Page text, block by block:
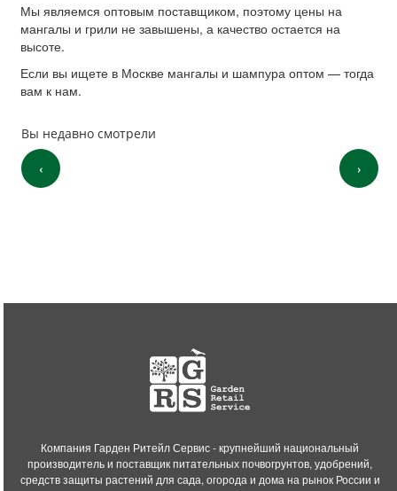
Мы являемся оптовым поставщиком, поэтому цены на
мангалы и грили не завышены, а качество остается на
высоте.
Если вы ищете в Москве мангалы и шампура оптом — тогда
вам к нам.
Вы недавно смотрели
‹ ›
Компания Гарден Ритейл Сервис - крупнейший национальный
производитель и поставщик питательных почвогрунтов, удобрений,
средств защиты растений для сада, огорода и дома на рынок России и